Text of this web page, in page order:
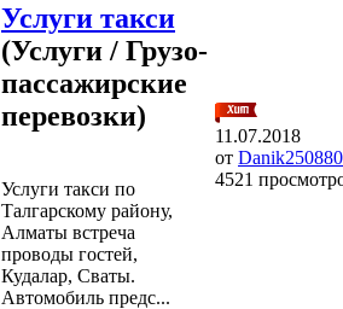
Услуги такси
(Услуги / Грузо-
пассажирские
перевозки)
Услуги такси по
Талгарскому району,
Алматы встреча
проводы гостей,
Кудалар, Сваты.
Автомобиль предс...
11.07.2018
от Danik250880
4521